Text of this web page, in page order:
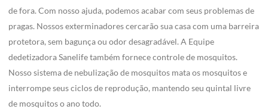
de fora. Com nosso ajuda, podemos acabar com seus problemas de
pragas. Nossos exterminadores cercarão sua casa com uma barreira
protetora, sem bagunça ou odor desagradável. A Equipe
dedetizadora Sanelife também fornece controle de mosquitos.
Nosso sistema de nebulização de mosquitos mata os mosquitos e
interrompe seus ciclos de reprodução, mantendo seu quintal livre
de mosquitos o ano todo.